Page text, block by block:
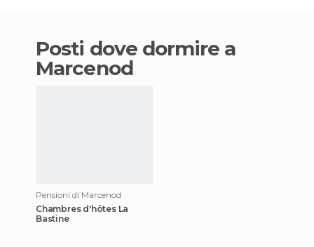
Posti dove dormire a
Marcenod
Pensioni di Marcenod
Chambres d'hôtes La
Bastine